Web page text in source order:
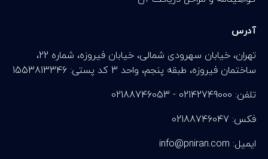
آدرس
تهران، خیابان سهرودی شمالی، خیابان فیروزه، شماره 22،
ساختمان فیروزه، طبقه پنجم، واحد 3 کد پستی: 1553813346
تلفن: 02142749000 - 02188746053
فکس: 02188746047
info@pniran.com :ایمیل